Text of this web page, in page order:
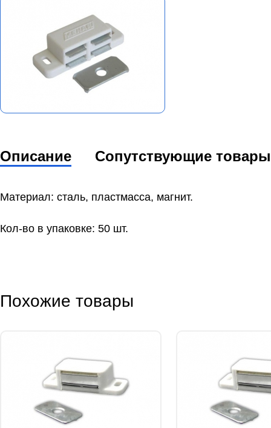
Описание Сопутствующие товары
Материал: сталь, пластмасса, магнит.
Кол-во в упаковке: 50 шт.
Похожие товары